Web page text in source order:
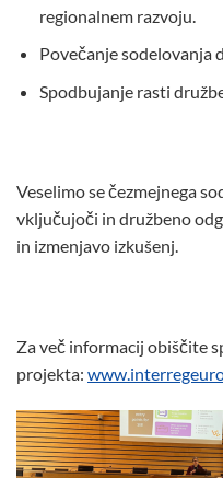
regionalnem razvoju.
Povečanje sodelovanja
Spodbujanje rasti
Veselimo se čezmejnega
vključujoči in družbeno
in izmenjavo izkušenj.
Za več informacij obiščite
projekta: